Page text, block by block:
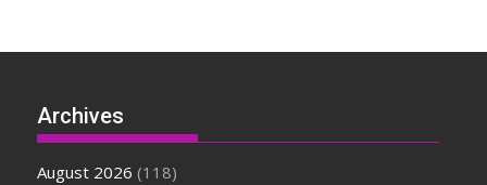
Archives
August 2026 (118)